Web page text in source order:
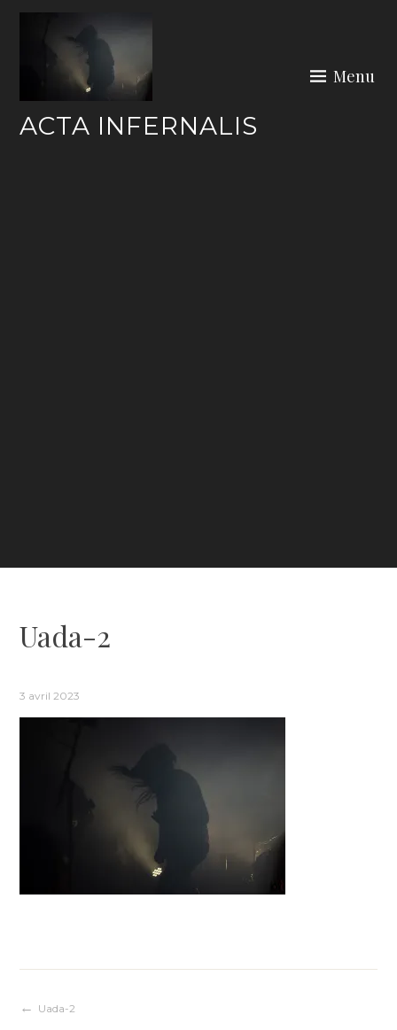
Skip
ACTA INFERNALIS
Menu
Uada-2
3 avril 2023
Navigation
Uada-2